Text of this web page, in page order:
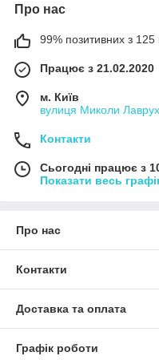
Про нас
99% позитивних з 125
Працює з 21.02.2020
м. Київ
вулиця Миколи
Контакти
Сьогодні працює з
Показати весь
Про нас
Контакти
Доставка та оплата
Графік роботи